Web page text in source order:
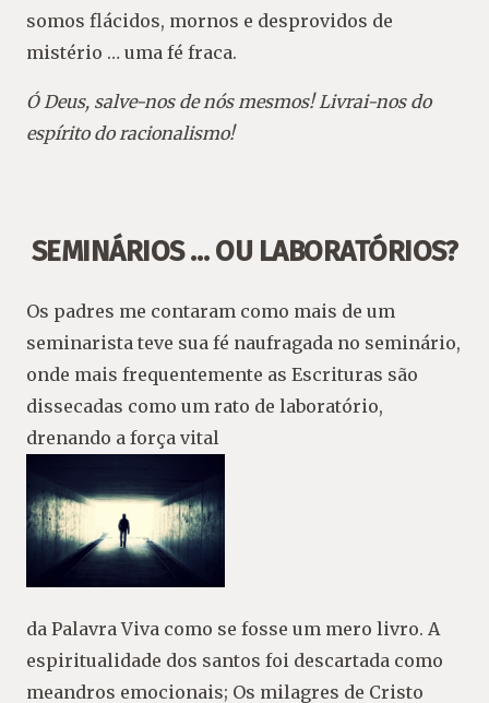
somos flácidos, mornos e desprovidos de
mistério … uma fé fraca.
Ó Deus, salve-nos de nós mesmos! Livrai-nos do
espírito do racionalismo!
SEMINÁRIOS … OU LABORATÓRIOS?
Os padres me contaram como mais de um
seminarista teve sua fé naufragada no seminário,
onde mais frequentemente as Escrituras são
dissecadas como um rato de laboratório,
drenando a força vital
da Palavra Viva como se fosse um mero livro. A
espiritualidade dos santos foi descartada como
meandros emocionais; Os milagres de Cristo